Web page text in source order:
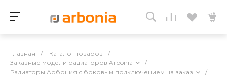
Главная / Каталог товаров
/
Заказные модели радиаторов Arbonia
/
Радиаторы Арбония с боковым подключением на заказ
/